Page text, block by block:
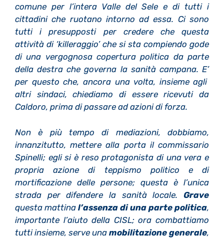
comune per l’intera Valle del Sele e di tutti i
cittadini che ruotano intorno ad essa. Ci sono
tutti i presupposti per credere che questa
attività di ‘killeraggio’che si sta compiendo gode
di una vergognosa copertura politica da parte
della destra che governa la sanitàcampana. E’
per questo che, ancora una volta, insieme agli
altri sindaci, chiediamo di essere ricevuti da
Caldoro, prima di passare ad azioni di forza.
Nonè piùtempo di mediazioni, dobbiamo,
innanzitutto, mettere alla porta il commissario
Spinelli; egli si è reso protagonista di una vera e
propria azione di teppismo politico e di
mortificazione delle persone; questa è l’unica
strada per difendere la sanitàlocale.Grave
questa mattina l’assenza di una parte politica,
importante l’aiuto della CISL; ora combattiamo
tutti insieme, serve una mobilitazione generale,